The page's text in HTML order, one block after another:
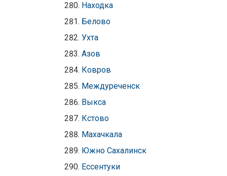
Находка
Белово
Ухта
Азов
Ковров
Междуреченск
Выкса
Кстово
Махачкала
Южно Сахалинск
Ессентуки